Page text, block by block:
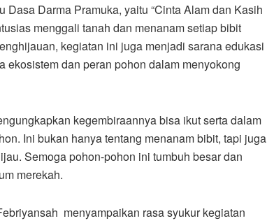
Darma Pramuka, yaitu “Cinta Alam dan Kasih
menggali tanah dan menanam setiap bibit
kegiatan ini juga menjadi sarana edukasi
dan peran pohon dalam menyokong
kegembiraannya bisa ikut serta dalam
Ini bukan hanya tentang menanam bibit, tapi juga
Semoga pohon-pohon ini tumbuh besar dan
merekah.
menyampaikan rasa syukur kegiatan